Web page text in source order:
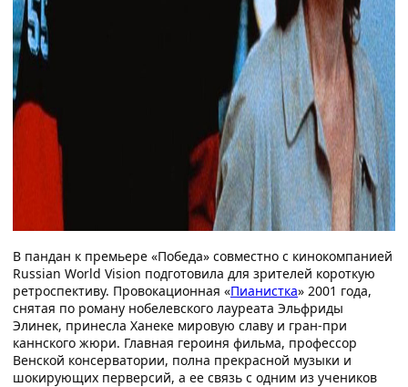
В пандан к премьере «Победа» совместно с кинокомпанией
Russian World Vision подготовила для зрителей короткую
ретроспективу. Провокационная «Пианистка» 2001 года,
снятая по роману нобелевского лауреата Эльфриды
Элинек, принесла Ханеке мировую славу и гран-при
каннского жюри. Главная героиня фильма, профессор
Венской консерватории, полна прекрасной музыки и
шокирующих перверсий, а ее связь с одним из учеников